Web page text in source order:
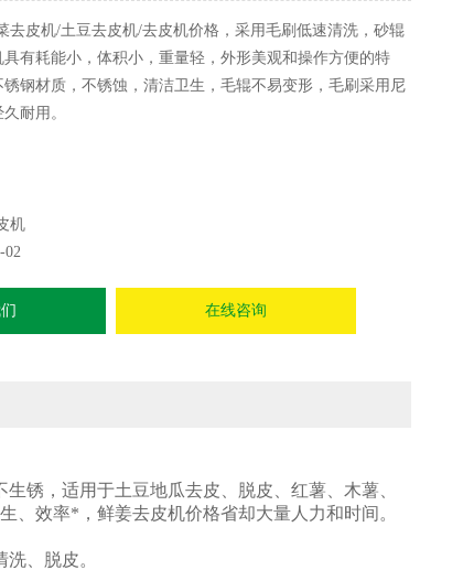
去皮机/土豆去皮机/去皮机价格，采用毛刷低速清洗，砂辊
有耗能小，体积小，重量轻，外形美观和操作方便的特
锈钢材质，不锈蚀，清洁卫生，毛辊不易变形，毛刷采用尼
耐用。
机
02
在线咨询
锈，适用于土豆地瓜去皮、脱皮、红薯、木薯、
、效率*，鲜姜去皮机价格省却大量人力和时间。
、脱皮。